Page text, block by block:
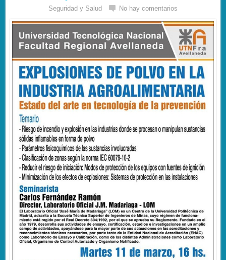
Seguridad y Salud
No hay comentarios